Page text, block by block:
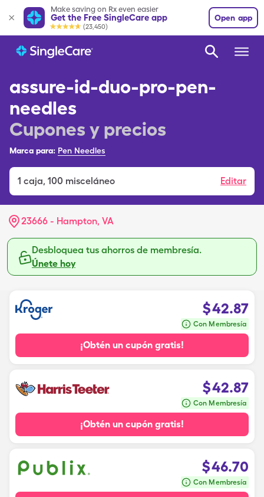
Make saving on Rx even easier
Get the Free SingleCare app
(23,450)
Open app
assure-id-duo-pro-pen-
needles
Cupones y precios
Marca para: Pen Needles
1 caja, 100 misceláneo Editar
23666 - Hampton, VA
Desbloquea tus ahorros de membresía.
Únete hoy
$42.87
Con Membresía
¡Obtén un cupón gratis!
$42.87
Con Membresía
¡Obtén un cupón gratis!
$46.70
Con Membresía